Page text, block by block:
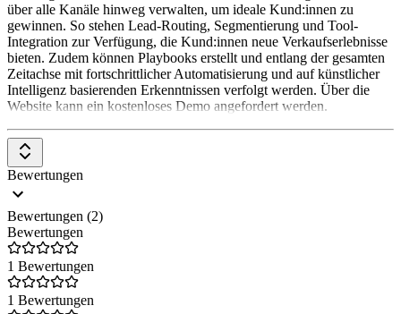
über alle Kanäle hinweg verwalten, um ideale Kund:innen zu
gewinnen. So stehen Lead-Routing, Segmentierung und Tool-
Integration zur Verfügung, die Kund:innen neue Verkaufserlebnisse
bieten. Zudem können Playbooks erstellt und entlang der gesamten
Zeitachse mit fortschrittlicher Automatisierung und auf künstlicher
Intelligenz basierenden Erkenntnissen verfolgt werden. Über die
Website kann ein kostenloses Demo angefordert werden.
Bewertungen
Bewertungen (2)
Bewertungen
1 Bewertungen
1 Bewertungen